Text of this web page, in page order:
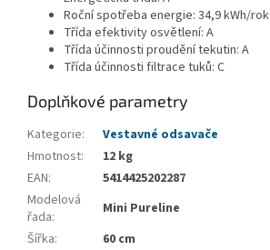
Roční spotřeba energie: 34,9 kWh/rok
Třída efektivity osvětlení: A
Třída účinnosti proudění tekutin: A
Třída účinnosti filtrace tuků: C
Doplňkové parametry
Kategorie:
Vestavné odsavače
Hmotnost:
12 kg
EAN:
5414425202287
Modelová
řada:
Mini Pureline
Šířka:
60 cm